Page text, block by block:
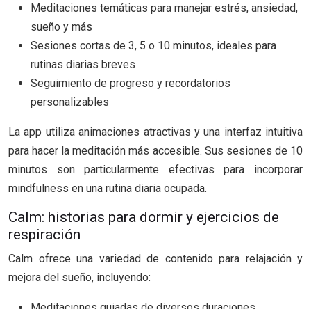
Meditaciones temáticas para manejar estrés, ansiedad,
sueño y más
Sesiones cortas de 3, 5 o 10 minutos, ideales para
rutinas diarias breves
Seguimiento de progreso y recordatorios
personalizables
La app utiliza animaciones atractivas y una interfaz intuitiva
para hacer la meditación más accesible. Sus sesiones de 10
minutos son particularmente efectivas para incorporar
mindfulness en una rutina diaria ocupada.
Calm: historias para dormir y ejercicios de
respiración
Calm ofrece una variedad de contenido para relajación y
mejora del sueño, incluyendo: